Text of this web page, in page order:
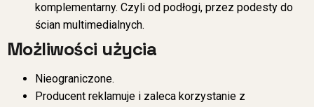
komplementarny. Czyli od podłogi, przez podesty do
ścian multimedialnych.
Możliwości użycia
Nieograniczone.
Producent reklamuje i zaleca korzystanie z